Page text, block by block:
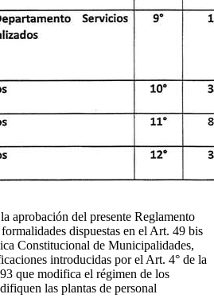
aprobación del presente Reglamento
dispuestas en el Art. 49 bis
Constitucional de Municipalidades,
introducidas por el Art. 4° de la
que modifica el régimen de los
las plantas de personal